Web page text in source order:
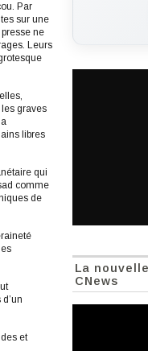
Par
sur une
ne
Leurs
graves
libres
qui
comme
de
et
La
CNews